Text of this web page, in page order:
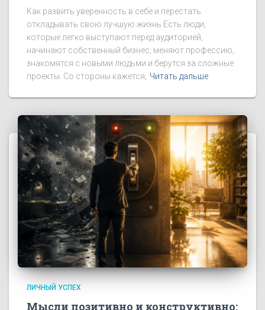
Как развить уверенность в себе и перестать
откладывать свою лучшую жизнь Есть люди,
которые легко выступают перед аудиторией,
начинают собственный бизнес, меняют профессию,
знакомятся с новыми людьми и берутся за сложные
проекты. Со стороны кажется,
Читать дальше
ЛИЧНЫЙ УСПЕХ
Мысли позитивно и конструктивно: